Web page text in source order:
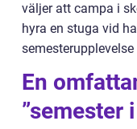
väljer att campa i
hyra en stuga vid
En
”semester